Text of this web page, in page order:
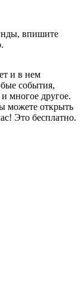
впишите
и в нем
события,
многое другое.
можете открыть
Это бесплатно.